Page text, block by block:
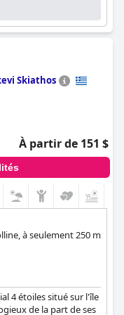
l'
expérience
et les clients le
Skiathos
À partir de 151 $
à seulement 250 m
4 étoiles situé sur l'île
de la part de ses